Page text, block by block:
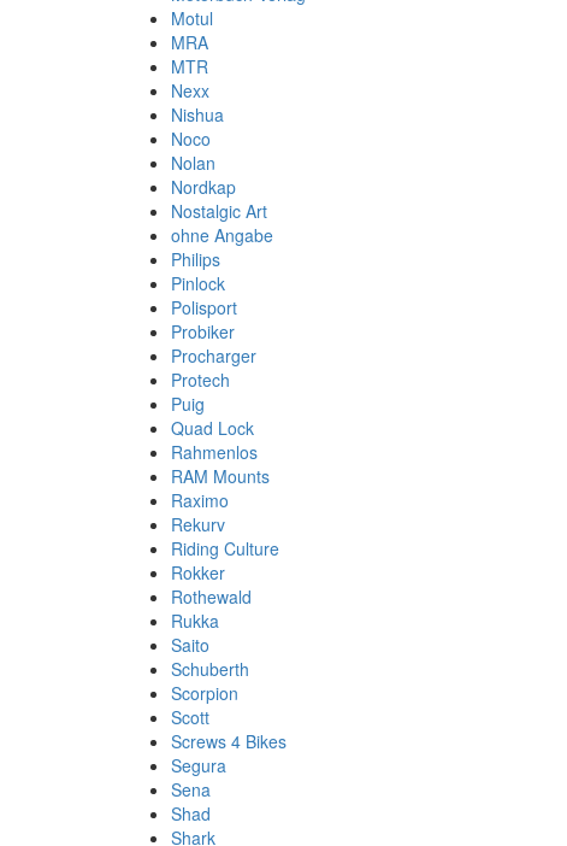
Motul
MRA
MTR
Nexx
Nishua
Noco
Nolan
Nordkap
Nostalgic Art
ohne Angabe
Philips
Pinlock
Polisport
Probiker
Procharger
Protech
Puig
Quad Lock
Rahmenlos
RAM Mounts
Raximo
Rekurv
Riding Culture
Rokker
Rothewald
Rukka
Saito
Schuberth
Scorpion
Scott
Screws 4 Bikes
Segura
Sena
Shad
Shark